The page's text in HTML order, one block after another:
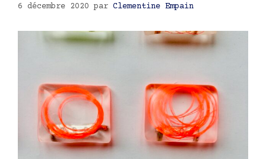
6 décembre 2020 par Clementine Empain